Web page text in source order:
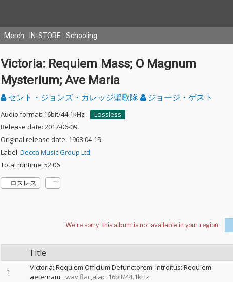
Merch IN-STORE Schooling
Victoria: Requiem Mass; O Magnum
Mysterium; Ave Maria
セント・ジョンズ・カレッジ聖歌隊 ジョージ・ゲスト
Audio format: 16bit/44.1kHz
Lossless
Release date: 2017-06-09
Original release date: 1968-04-19
Label: Decca Music Group Ltd.
Total runtime: 52:06
ロスレス
Title
1
Victoria: Requiem Officium Defunctorem: Introitus: Requiem
aeternam
wav,flac,alac: 16bit/44.1kHz